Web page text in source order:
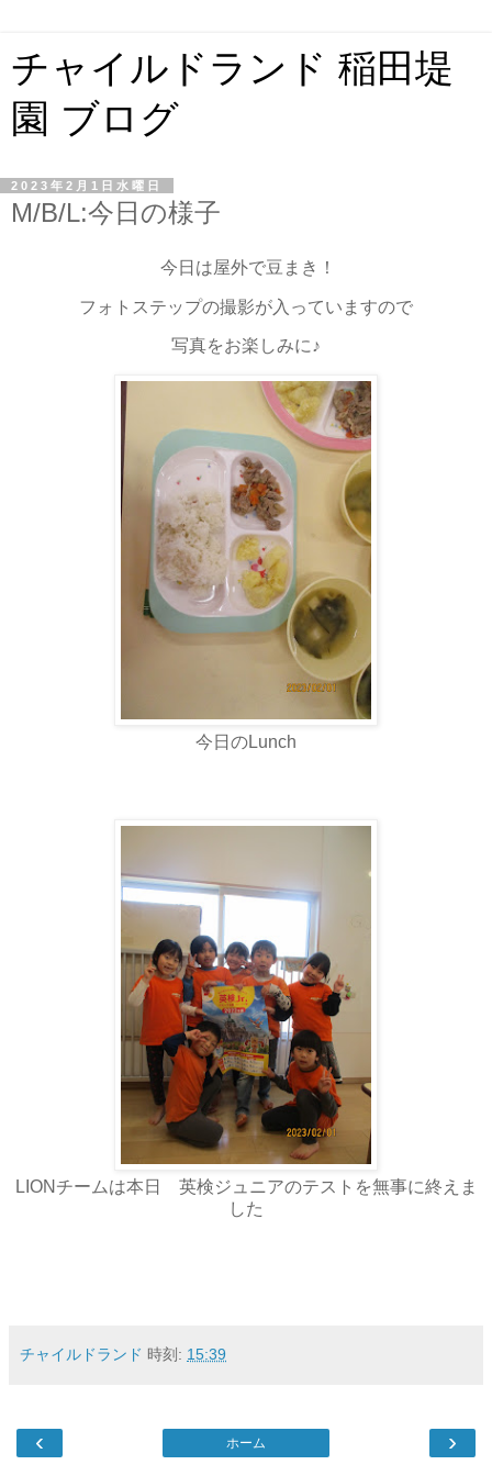
チャイルドランド 稲田堤
園 ブログ
2023年2月1日水曜日
M/B/L:今日の様子
今日は屋外で豆まき！
フォトステップの撮影が入っていますので
写真をお楽しみに♪
今日のLunch
LIONチームは本日 英検ジュニアのテストを無事に終えま
した
チャイルドランド 時刻: 15:39
‹ ›
ホーム